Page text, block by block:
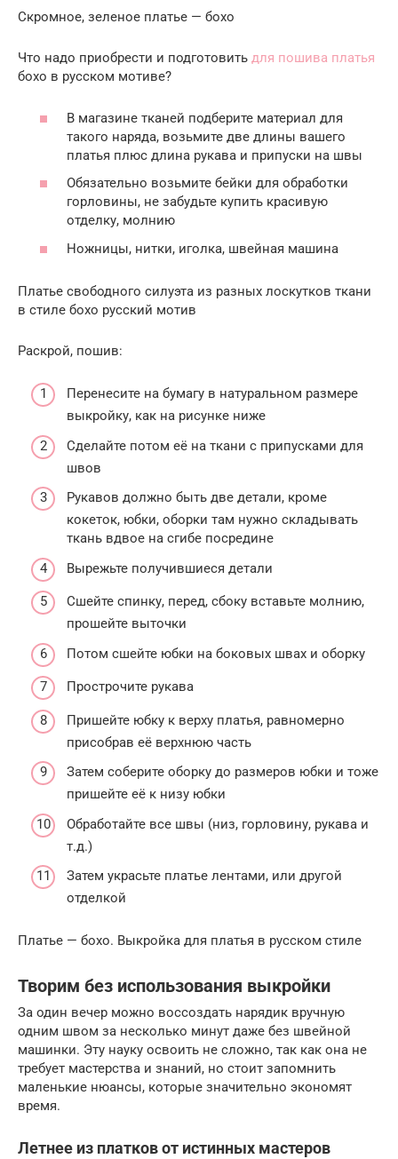
Скромное, зеленое платье — бохо
Что надо приобрести и подготовить для пошива платья
бохо в русском мотиве?
В магазине тканей подберите материал для
такого наряда, возьмите две длины вашего
платья плюс длина рукава и припуски на швы
Обязательно возьмите бейки для обработки
горловины, не забудьте купить красивую
отделку, молнию
Ножницы, нитки, иголка, швейная машина
Платье свободного силуэта из разных лоскутков ткани
в стиле бохо русский мотив
Раскрой, пошив:
Перенесите на бумагу в натуральном размере
выкройку, как на рисунке ниже
Сделайте потом её на ткани с припусками для
швов
Рукавов должно быть две детали, кроме
кокеток, юбки, оборки там нужно складывать
ткань вдвое на сгибе посредине
Вырежьте получившиеся детали
Сшейте спинку, перед, сбоку вставьте молнию,
прошейте выточки
Потом сшейте юбки на боковых швах и оборку
Прострочите рукава
Пришейте юбку к верху платья, равномерно
присобрав её верхнюю часть
Затем соберите оборку до размеров юбки и тоже
пришейте её к низу юбки
Обработайте все швы (низ, горловину, рукава и
т.д.)
Затем украсьте платье лентами, или другой
отделкой
Платье — бохо. Выкройка для платья в русском стиле
Творим без использования выкройки
За один вечер можно воссоздать нарядик вручную
одним швом за несколько минут даже без швейной
машинки. Эту науку освоить не сложно, так как она не
требует мастерства и знаний, но стоит запомнить
маленькие нюансы, которые значительно экономят
время.
Летнее из платков от истинных мастеров